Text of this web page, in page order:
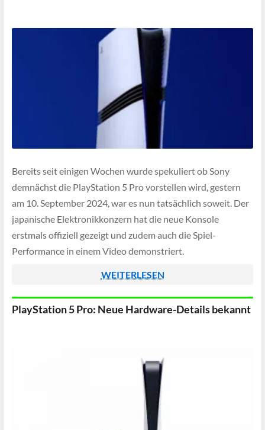
Bereits seit einigen Wochen wurde spekuliert ob Sony
demnächst die PlayStation 5 Pro vorstellen wird, gestern
am 10. September 2024, war es nun tatsächlich soweit. Der
japanische Elektronikkonzern hat die neue Konsole
erstmals offiziell gezeigt und zudem auch die Spiel-
Performance in einem Video demonstriert.
WEITERLESEN
PlayStation 5 Pro: Neue Hardware-Details bekannt